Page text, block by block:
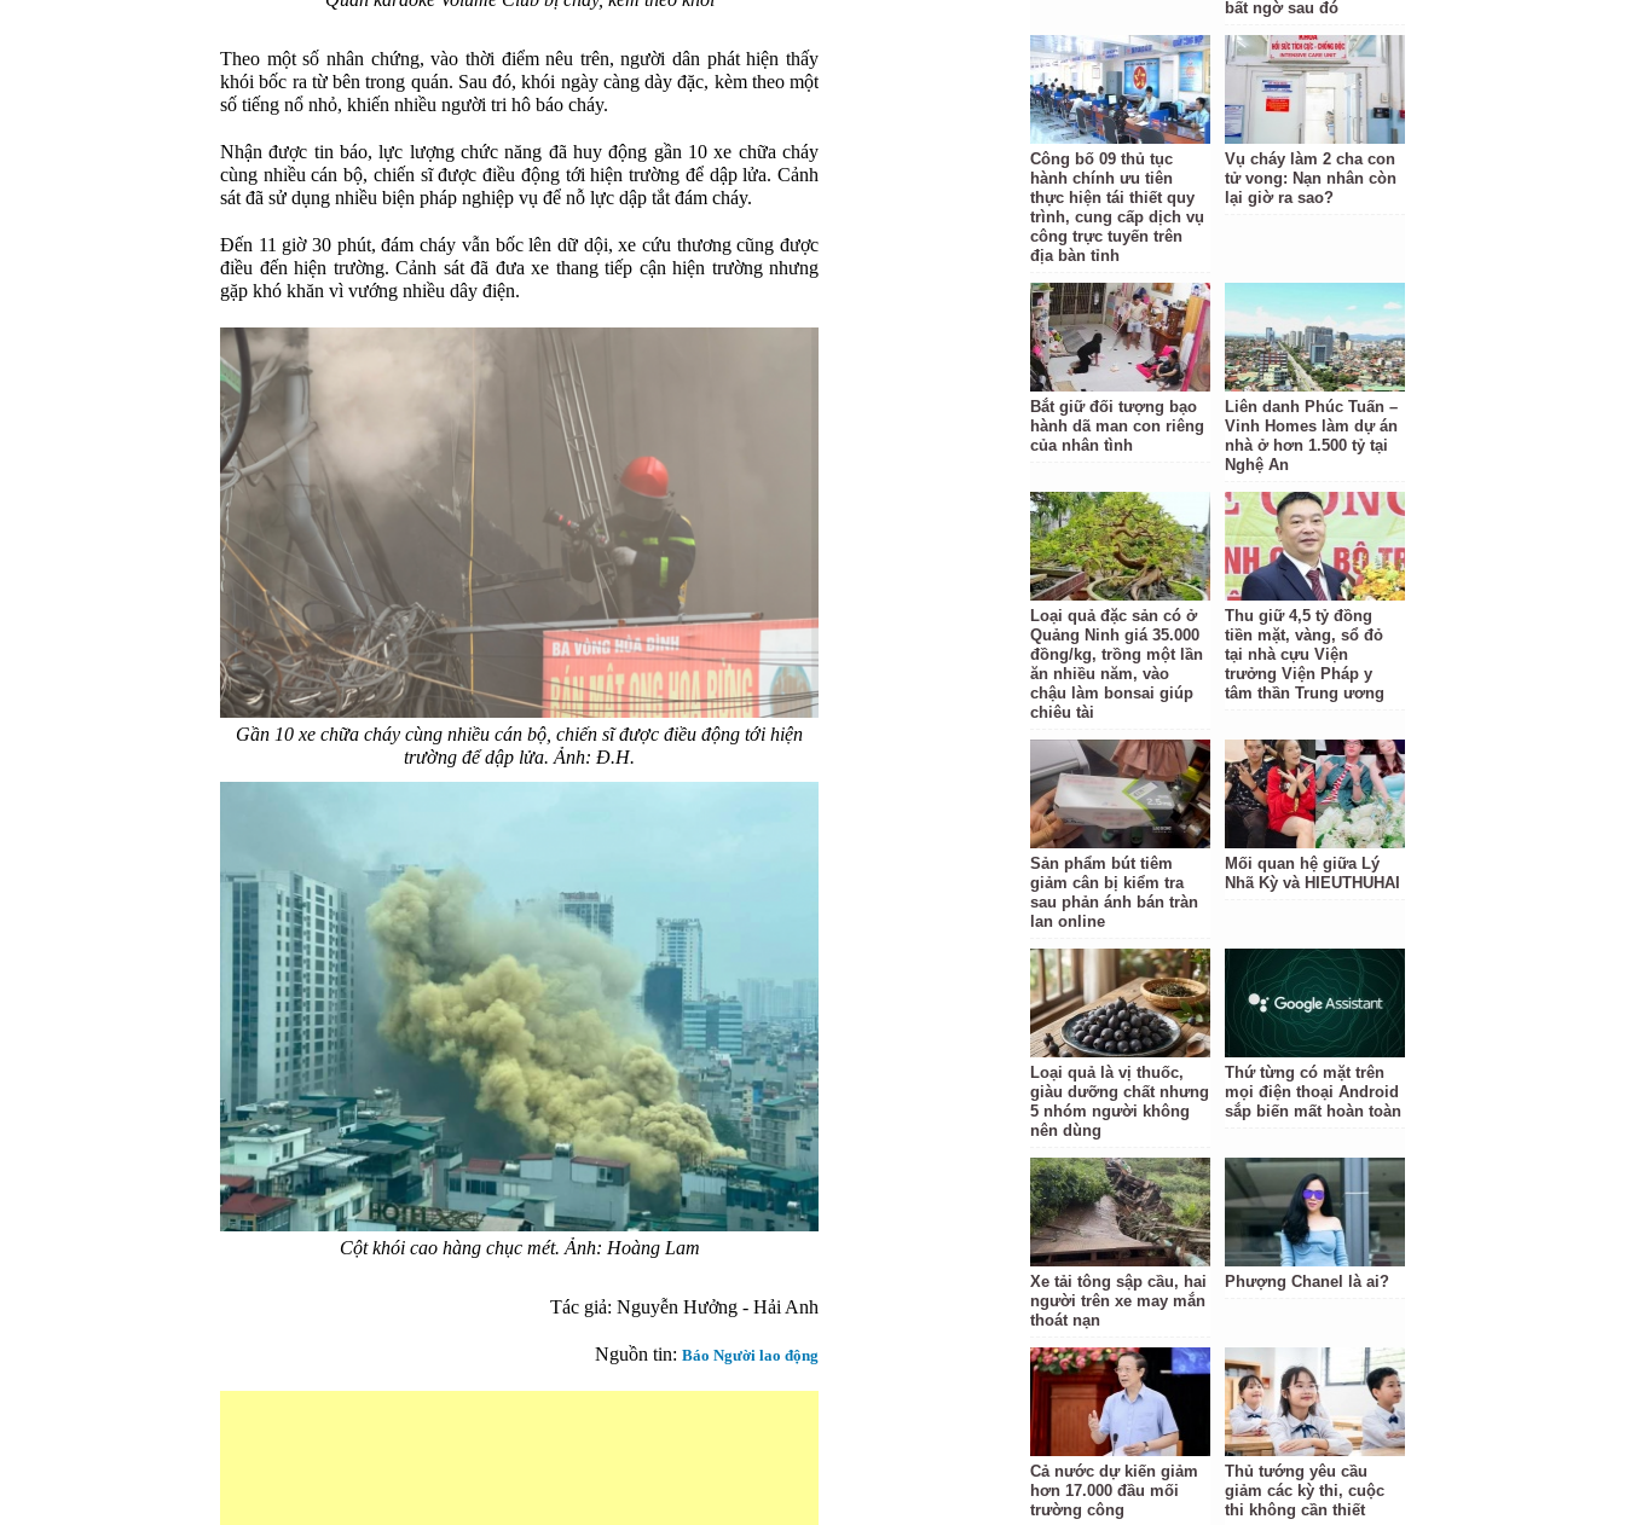
Theo một số nhân chứng, vào thời điểm nêu trên, người dân phát hiện thấy
khói bốc ra từ bên trong quán. Sau đó, khói ngày càng dày đặc, kèm theo một
số tiếng nổ nhỏ, khiến nhiều người tri hô báo cháy.
Nhận được tin báo, lực lượng chức năng đã huy động gần 10 xe chữa cháy
cùng nhiều cán bộ, chiến sĩ được điều động tới hiện trường để dập lửa. Cảnh
sát đã sử dụng nhiều biện pháp nghiệp vụ để nỗ lực dập tắt đám cháy.
Đến 11 giờ 30 phút, đám cháy vẫn bốc lên dữ dội, xe cứu thương cũng được
điều đến hiện trường. Cảnh sát đã đưa xe thang tiếp cận hiện trường nhưng
gặp khó khăn vì vướng nhiều dây điện.
Gần 10 xe chữa cháy cùng nhiều cán bộ, chiến sĩ được điều động tới hiện
trường để dập lửa. Ảnh: Đ.H.
Cột khói cao hàng chục mét. Ảnh: Hoàng Lam
Tác giả: Nguyễn Hưởng - Hải Anh
Nguồn tin: Báo Người lao động
bất ngờ sau đó
Công bố 09 thủ tục
hành chính ưu tiên
thực hiện tái thiết quy
trình, cung cấp dịch vụ
công trực tuyến trên
địa bàn tỉnh
Vụ cháy làm 2 cha con
tử vong: Nạn nhân còn
lại giờ ra sao?
Bắt giữ đối tượng bạo
hành dã man con riêng
của nhân tình
Liên danh Phúc Tuấn –
Vinh Homes làm dự án
nhà ở hơn 1.500 tỷ tại
Nghệ An
Loại quả đặc sản có ở
Quảng Ninh giá 35.000
đồng/kg, trồng một lần
ăn nhiều năm, vào
chậu làm bonsai giúp
chiêu tài
Thu giữ 4,5 tỷ đồng
tiền mặt, vàng, sổ đỏ
tại nhà cựu Viện
trưởng Viện Pháp y
tâm thần Trung ương
Sản phẩm bút tiêm
giảm cân bị kiểm tra
sau phản ánh bán tràn
lan online
Mối quan hệ giữa Lý
Nhã Kỳ và HIEUTHUHAI
Loại quả là vị thuốc,
giàu dưỡng chất nhưng
5 nhóm người không
nên dùng
Thứ từng có mặt trên
mọi điện thoại Android
sắp biến mất hoàn toàn
Xe tải tông sập cầu, hai
người trên xe may mắn
thoát nạn
Phượng Chanel là ai?
Cả nước dự kiến giảm
hơn 17.000 đầu mối
trường công
Thủ tướng yêu cầu
giảm các kỳ thi, cuộc
thi không cần thiết